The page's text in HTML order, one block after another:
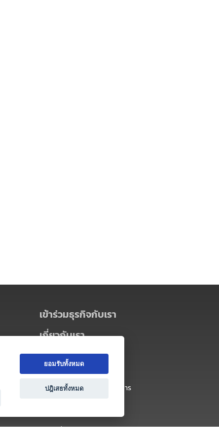
เข้าร่วมธุรกิจกับเรา
เกี่ยวกับเรา
เกี่ยวกับ Thai MICE Connect
นโยบายความเป็นส่วนตัว
ข้อตกลง และเงื่อนไขการใช้บริการ
ยอมรับทั้งหมด
ปฎิเสธทั้งหมด